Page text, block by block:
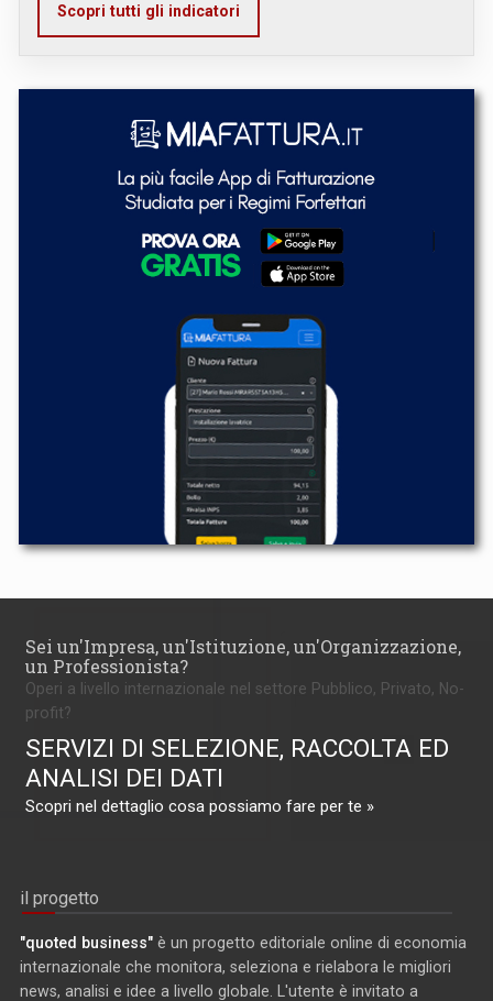
Scopri tutti gli indicatori
Sei un'Impresa, un'Istituzione, un'Organizzazione,
un Professionista?
Operi a livello internazionale nel settore Pubblico, Privato, No-
profit?
SERVIZI DI SELEZIONE, RACCOLTA ED
ANALISI DEI DATI
Scopri nel dettaglio cosa possiamo fare per te »
il progetto
"quoted business" è un progetto editoriale online di economia
internazionale che monitora, seleziona e rielabora le migliori
news, analisi e idee a livello globale. L'utente è invitato a